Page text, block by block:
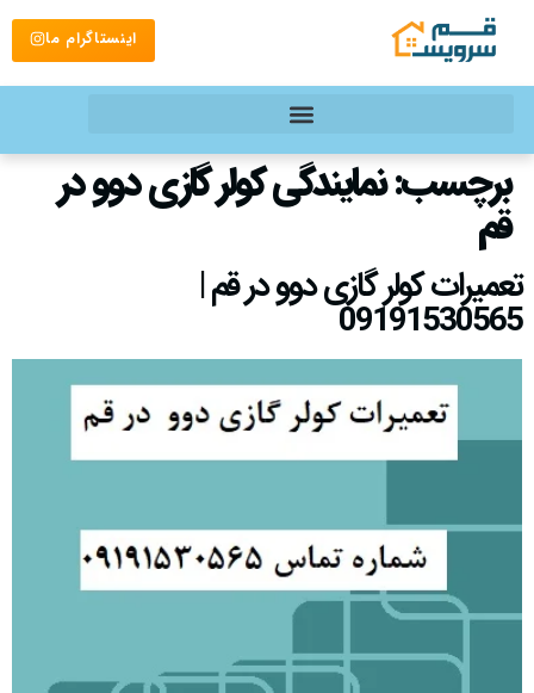
اینستاگرام ما
برچسب:نمایندگی کولر گازی دوو در
قم
تعمیرات کولر گازی دوو در قم |
09191530565